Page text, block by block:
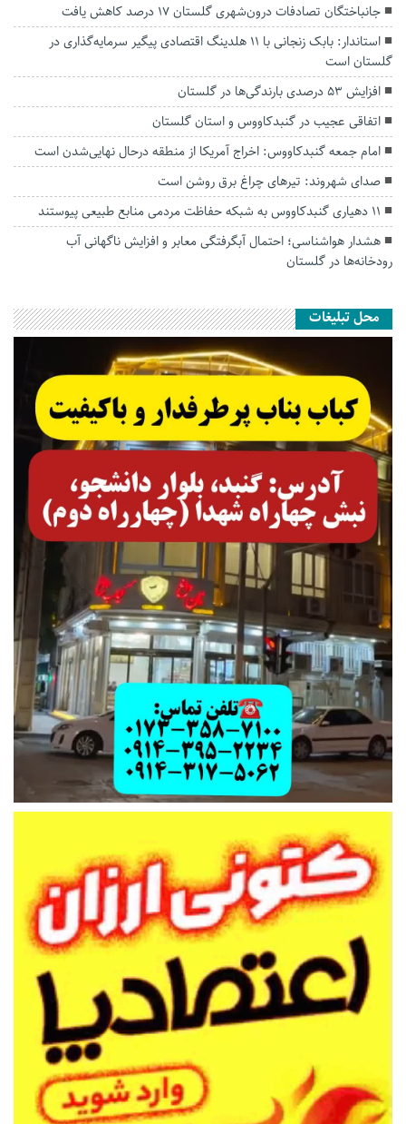
جانباختگان تصادفات درون‌شهری گلستان ۱۷ درصد کاهش یافت
استاندار: بابک زنجانی با ۱۱ هلدینگ اقتصادی پیگیر سرمایه‌گذاری در
گلستان است
افزایش ۵۳ درصدی بارندگی‌ها در گلستان
اتفاقی عجیب در‌ گنبدکاووس و استان گلستان
امام جمعه گنبدکاووس: اخراج آمریکا از منطقه درحال نهایی‌شدن است
صدای شهروند: تیرهای چراغ برق روشن است
۱۱ دهیاری گنبدکاووس به شبکه حفاظت مردمی منابع طبیعی پیوستند
هشدار هواشناسی؛ احتمال آبگرفتگی معابر و افزایش ناگهانی آب
رودخانه‌ها در گلستان
محل تبلیغات